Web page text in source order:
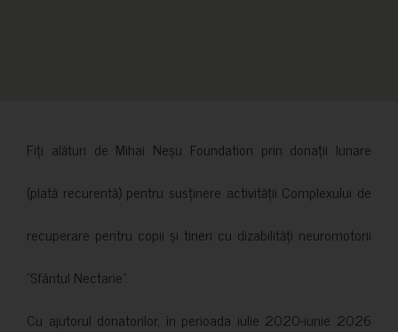
Fiți alături de Mihai Neșu Foundation prin donații lunare
(plată recurentă) pentru susținere activității Complexului de
recuperare pentru copii și tineri cu dizabilități neuromotorii
”Sfântul Nectarie”.
Cu ajutorul donatorilor, în perioada iulie 2020-iunie 2026